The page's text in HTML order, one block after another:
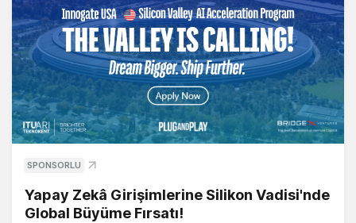
SPONSORLU
Yapay Zekâ Girişimlerine Silikon Vadisi'nde
Global Büyüme Fırsatı!